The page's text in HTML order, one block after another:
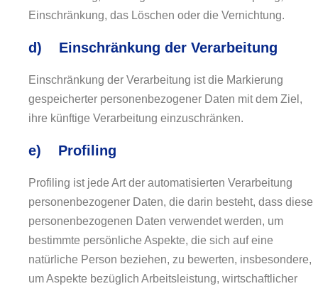
Einschränkung, das Löschen oder die Vernichtung.
d) Einschränkung der Verarbeitung
Einschränkung der Verarbeitung ist die Markierung
gespeicherter personenbezogener Daten mit dem Ziel,
ihre künftige Verarbeitung einzuschränken.
e) Profiling
Profiling ist jede Art der automatisierten Verarbeitung
personenbezogener Daten, die darin besteht, dass diese
personenbezogenen Daten verwendet werden, um
bestimmte persönliche Aspekte, die sich auf eine
natürliche Person beziehen, zu bewerten, insbesondere,
um Aspekte bezüglich Arbeitsleistung, wirtschaftlicher